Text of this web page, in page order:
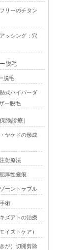
リーのチタン
ッシング：穴
脱毛
脱毛
式ハイパーダ
ー脱毛
険診療）
ヤケドの形成
射療法
厚性瘢痕
ーントラブル
術
ズアトの治療
イストケア）
が）切開剪除